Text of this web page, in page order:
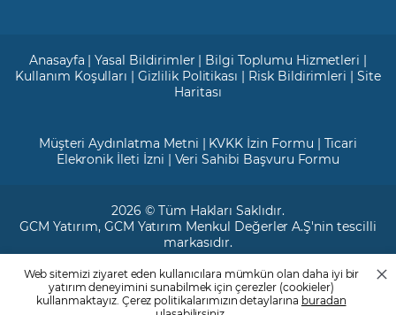
Anasayfa |Yasal Bildirimler | Bilgi Toplumu Hizmetleri |
Kullanım Koşulları |Gizlilik Politikası | Risk Bildirimleri |Site
Haritası
Müşteri Aydınlatma Metni | KVKK İzin Formu | Ticari
Elekronik İleti İzni | Veri Sahibi Başvuru Formu
2026 © Tüm Hakları Saklıdır.
GCM Yatırım, GCM Yatırım Menkul Değerler A.Ş'nin tescilli
markasıdır.
Ticari Sicil No: 799649
Maslak V.D. : 3890707820
Mersis No: 0389070782000015
Web sitemizi ziyaret eden kullanıcılara mümkün olan daha iyi bir
yatırım deneyimini sunabilmek için çerezler (cookieler)
kullanmaktayız. Çerez politikalarımızın detaylarına buradan